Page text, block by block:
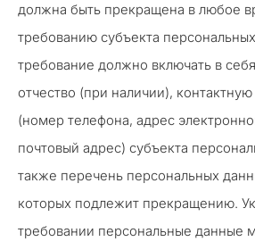
должна быть прекращена в любое
требованию субъекта
требование должно включать в
отчество (при наличии),
(номер телефона, адрес
почтовый адрес) субъекта
также перечень персональных
которых подлежит прекращению.
требовании персональные данные